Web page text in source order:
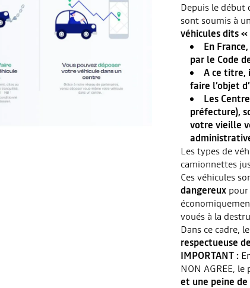
Depuis le début
sont soumis à
véhicules dits «
En
par le Code
A ce titre,
faire l’objet
Les
préfecture),
votre vieille
Les types de
camionnettes
Ces véhicules
dangereux
voués à la
Dans ce cadre,
respectueuse
IMPORTANT :
NON AGREE,
et une peine